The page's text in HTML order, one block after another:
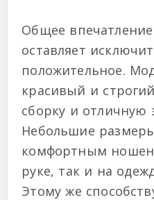
Общее
оставляет
положительное.
красивый и
сборку и отличную
Небольшие
комфортным
руке, так и на
Этому же